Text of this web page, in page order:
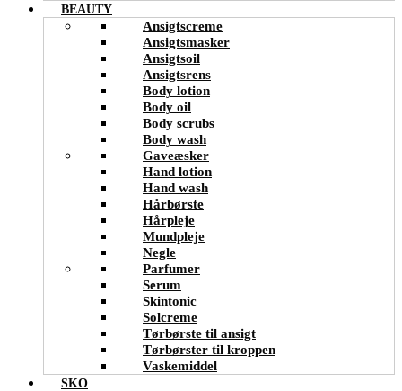
BEAUTY
Ansigtscreme
Ansigtsmasker
Ansigtsoil
Ansigtsrens
Body lotion
Body oil
Body scrubs
Body wash
Gaveæsker
Hand lotion
Hand wash
Hårbørste
Hårpleje
Mundpleje
Negle
Parfumer
Serum
Skintonic
Solcreme
Tørbørste til ansigt
Tørbørster til kroppen
Vaskemiddel
SKO